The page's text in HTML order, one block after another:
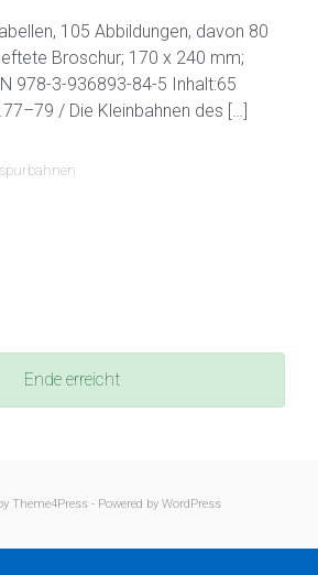
105 Abbildungen, davon 80
Broschur; 170 x 240 mm;
978-3-936893-84-5 Inhalt:65
/ Die Kleinbahnen des […]
Ende erreicht
Theme4Press - Powered by WordPress